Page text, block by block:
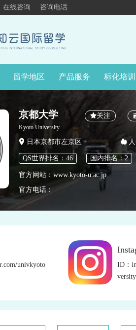
在线咨询 咨询电话
留学地区 产品服务 标化培训
京都大学 关注
Kyoto University
日本京都市左京区
QS世界排名：46 国内排名：2
官方网站：www.kyoto-u.ac.jp
官方电话：
univkyoto
ID：